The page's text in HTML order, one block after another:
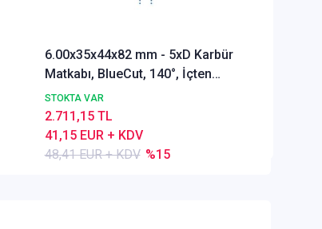
6.00x35x44x82 mm - 5xD Karbür
Matkabı, BlueCut, 140°, İçten
Soğutmalı
STOKTA VAR
48,41 EUR + KDV %15
41,15 EUR + KDV
2.711,15 TL